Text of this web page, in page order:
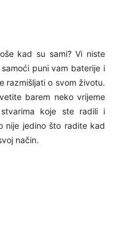
kad su sami? Vi niste
puni vam baterije i
razmišljati o svom životu.
barem neko vrijeme
koje ste radili i
nije jedino što radite kad
način.